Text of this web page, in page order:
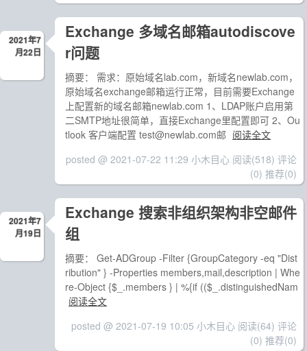
2021年7
月22日
Exchange 多域名邮箱autodiscove
r问题
摘要： 需求：原始域名lab.com，新域名newlab.com，
原始域名exchange邮箱运行正常，目前需要Exchange
上配置新的域名邮箱newlab.com 1、LDAP账户启用第
二SMTP地址很简单，直接Exchange里配置即可 2、Ou
tlook 客户端配置 test@newlab.com邮 阅读全文
posted @ 2021-07-22 11:29 小木目心 阅读(518) 评论
(0) 推荐(0)
2021年7
月19日
Exchange 搜索非组织架构非空邮件
组
摘要： Get-ADGroup -Filter {GroupCategory -eq "Dist
ribution" } -Properties members,mail,description | Whe
re-Object {$_.members } | %{if (($_.distinguishedNam
阅读全文
posted @ 2021-07-19 10:05 小木目心 阅读(64) 评论
(0) 推荐(0)